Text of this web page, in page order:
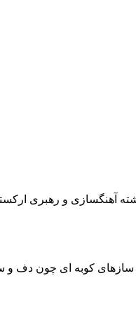
در رشته آهنگسازی و
کوبه‌ ای چون دف و